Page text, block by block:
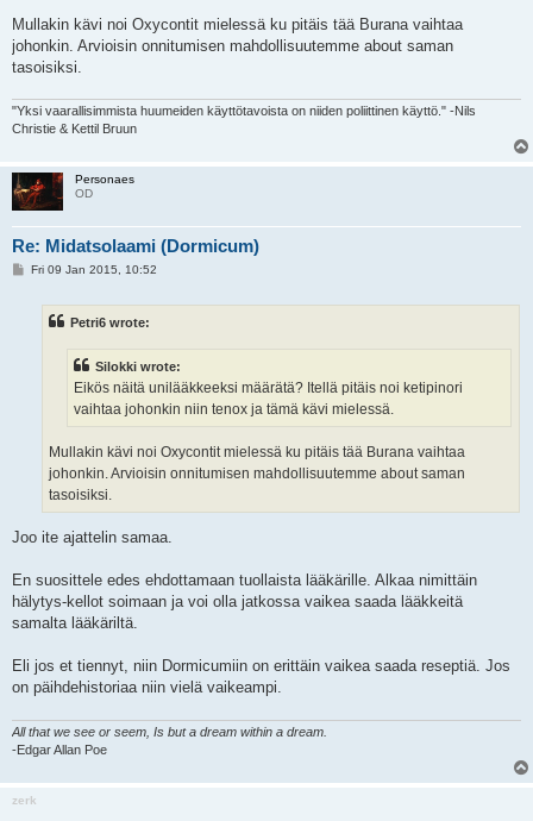
Mullakin kävi noi Oxycontit mielessä ku pitäis tää Burana vaihtaa
johonkin. Arvioisin onnitumisen mahdollisuutemme about saman
tasoisiksi.
"Yksi vaarallisimmista huumeiden käyttötavoista on niiden poliittinen käyttö." -Nils
Christie & Kettil Bruun
Personaes
OD
Re: Midatsolaami (Dormicum)
PFri 09 Jan 2015, 10:52
Petri6 wrote:
Silokki wrote:
Eikös näitä unilääkkeeksi määrätä? Itellä pitäis noi ketipinori
vaihtaa johonkin niin tenox ja tämä kävi mielessä.
Mullakin kävi noi Oxycontit mielessä ku pitäis tää Burana vaihtaa
johonkin. Arvioisin onnitumisen mahdollisuutemme about saman
tasoisiksi.
Joo ite ajattelin samaa.
En suosittele edes ehdottamaan tuollaista lääkärille. Alkaa nimittäin
hälytys-kellot soimaan ja voi olla jatkossa vaikea saada lääkkeitä
samalta lääkäriltä.
Eli jos et tiennyt, niin Dormicumiin on erittäin vaikea saada reseptiä. Jos
on päihdehistoriaa niin vielä vaikeampi.
All that we see or seem, Is but a dream within a dream.
-Edgar Allan Poe
zerk